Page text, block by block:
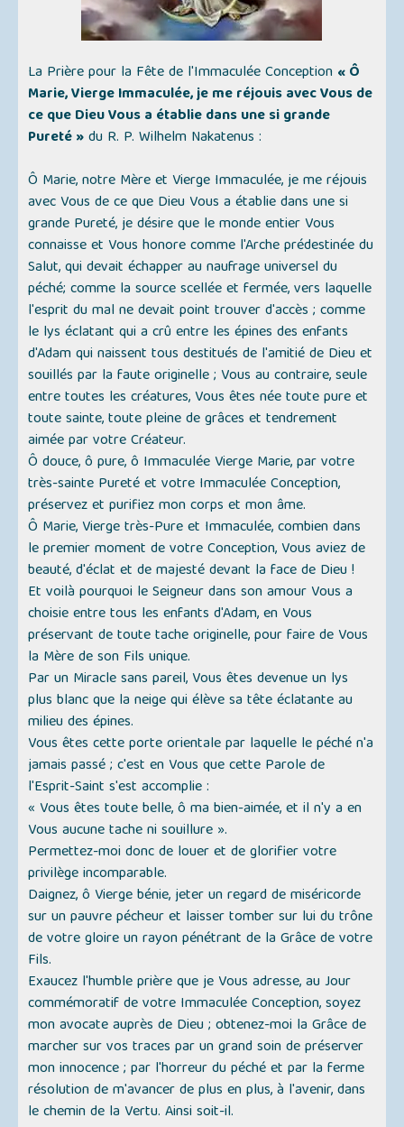
La Prière pour la Fête de l'Immaculée Conception « Ô
Marie, Vierge Immaculée, je me réjouis avec Vous de
ce que Dieu Vous a établie dans une si grande
Pureté »du R. P. Wilhelm Nakatenus :
Ô Marie, notre Mère et Vierge Immaculée, je me réjouis
avec Vous de ce que Dieu Vous a établie dans une si
grande Pureté, je désire que le monde entier Vous
connaisse et Vous honore comme l'Arche prédestinée du
Salut, qui devait échapper au naufrage universel du
péché; comme la source scellée et fermée, vers laquelle
l'esprit du mal ne devait point trouver d'accès ; comme
le lys éclatant qui a crû entre les épines des enfants
d'Adam qui naissent tous destitués de l'amitié de Dieu et
souillés par la faute originelle ; Vous au contraire, seule
entre toutes les créatures, Vous êtes née toute pure et
toute sainte, toute pleine de grâces et tendrement
aimée par votre Créateur.
Ô douce, ô pure, ô Immaculée Vierge Marie, par votre
très-sainte Pureté et votre Immaculée Conception,
préservez et purifiez mon corps et mon âme.
Ô Marie, Vierge très-Pure et Immaculée, combien dans
le premier moment de votre Conception, Vous aviez de
beauté, d'éclat et de majesté devant la face de Dieu !
Et voilà pourquoi le Seigneur dans son amour Vous a
choisie entre tous les enfants d'Adam, en Vous
préservant de toute tache originelle, pour faire de Vous
la Mère de son Fils unique.
Par un Miracle sans pareil, Vous êtes devenue un lys
plus blanc que la neige qui élève sa tête éclatante au
milieu des épines.
Vous êtes cette porte orientale par laquelle le péché n'a
jamais passé ; c'est en Vous que cette Parole de
l'Esprit-Saint s'est accomplie :
« Vous êtes toute belle, ô ma bien-aimée, et il n'y a en
Vous aucune tache ni souillure ».
Permettez-moi donc de louer et de glorifier votre
privilège incomparable.
Daignez, ô Vierge bénie, jeter un regard de miséricorde
sur un pauvre pécheur et laisser tomber sur lui du trône
de votre gloire un rayon pénétrant de la Grâce de votre
Fils.
Exaucez l'humble prière que je Vous adresse, au Jour
commémoratif de votre Immaculée Conception, soyez
mon avocate auprès de Dieu ; obtenez-moi la Grâce de
marcher sur vos traces par un grand soin de préserver
mon innocence ; par l'horreur du péché et par la ferme
résolution de m'avancer de plus en plus, à l'avenir, dans
le chemin de la Vertu. Ainsi soit-il.